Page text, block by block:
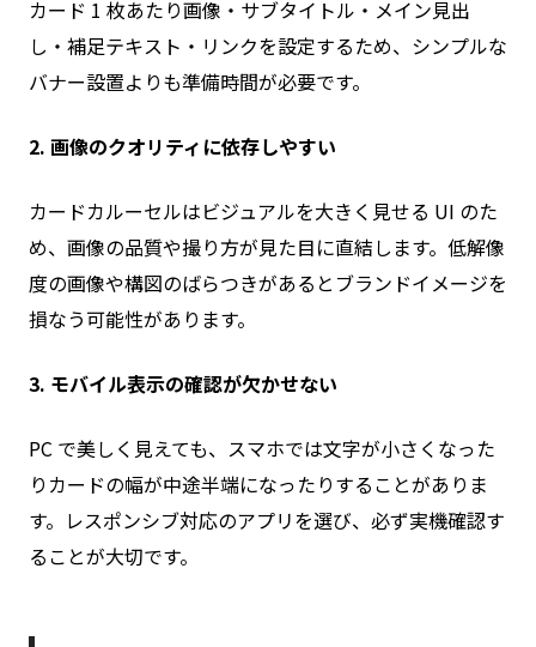
カード 1 枚あたり画像・サブタイトル・メイン見出
し・補足テキスト・リンクを設定するため、シンプルな
バナー設置よりも準備時間が必要です。
2. 画像のクオリティに依存しやすい
カードカルーセルはビジュアルを大きく見せる UI のた
め、画像の品質や撮り方が見た目に直結します。低解像
度の画像や構図のばらつきがあるとブランドイメージを
損なう可能性があります。
3. モバイル表示の確認が欠かせない
PC で美しく見えても、スマホでは文字が小さくなった
りカードの幅が中途半端になったりすることがありま
す。レスポンシブ対応のアプリを選び、必ず実機確認す
ることが大切です。